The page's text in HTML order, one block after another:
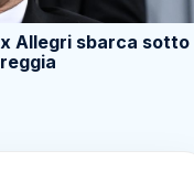
Allegri sbarca sotto